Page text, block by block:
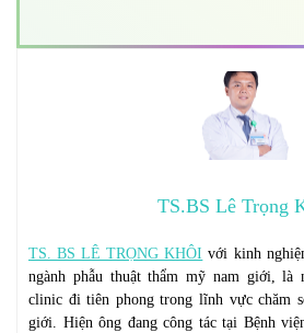
TS.BS Lê Trọng
TS. BS LÊ TRỌNG KHÔI với kinh
ngành phẫu thuật thẩm mỹ nam giới, là
clinic đi tiên phong trong lĩnh vực chăm
giới. Hiện ông đang công tác tại Bệnh